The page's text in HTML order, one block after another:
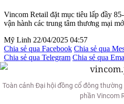
Vincom Retail đặt mục tiêu lấp đầy
vận hành các trung tâm thương mại
Mỹ Linh 22/04/2025 04:57
Chia sẻ qua Facebook Chia sẻ qua
Chia sẻ qua Telegram Chia sẻ qua
Toàn cảnh Đại hội đồng cổ đông
phần Vincom